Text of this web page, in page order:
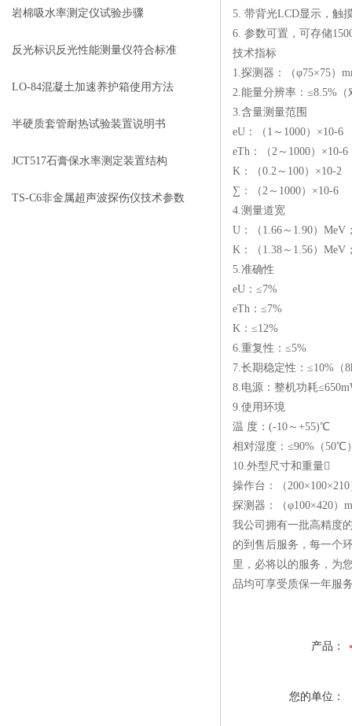
岩棉吸水率测定仪试验步骤
反光标识反光性能测量仪符合标准
LO-84混凝土加速养护箱使用方法
半硬质套管耐热试验装置说明书
JCT517石膏保水率测定装置结构
TS-C6非金属超声波探伤仪技术参数
5. 带背光LCD显示，触
6. 参数可置，可存储
技术指标
1.探测器：（φ75×75）
2.能量分辨率：≤8.5%（
3.含量测量范围
eU：（1～1000）×10-6
eTh：（2～1000）×10-6
K：（0.2～100）×10-2
∑：（2～1000）×10-6
4.测量道宽
U：（1.66～1.90）MeV
K：（1.38～1.56）MeV
5.准确性
eU：≤7%
eTh：≤7%
K：≤12%
6.重复性：≤5%
7.长期稳定性：≤10%（
8.电源：整机功耗
9.使用环境
温 度：(-10～+55)℃
相对湿度：≤90%（50℃
10.外型尺寸和重量
操作台：（
探测器：（φ100×420）
我公司拥有一批高精度
的到售后服务，每一个
里，必将以的服务，为
品均可享受质保一年服
产品：
您的单位：